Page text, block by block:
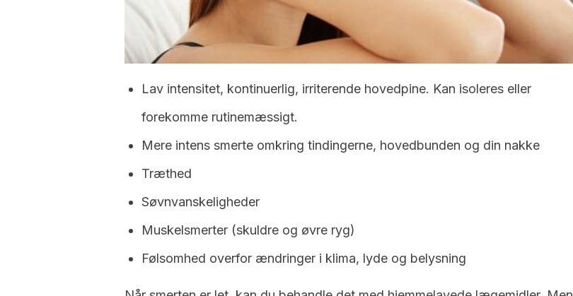
Lav intensitet, kontinuerlig, irriterende hovedpine. Kan isoleres eller
forekomme rutinemæssigt.
Mere intens smerte omkring tindingerne, hovedbunden og din nakke
Træthed
Søvnvanskeligheder
Muskelsmerter (skuldre og øvre ryg)
Følsomhed overfor ændringer i klima, lyde og belysning